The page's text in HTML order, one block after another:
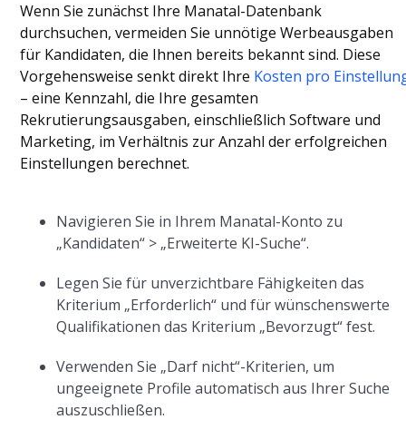
Wenn Sie zunächst Ihre Manatal-Datenbank
durchsuchen, vermeiden Sie unnötige Werbeausgaben
für Kandidaten, die Ihnen bereits bekannt sind. Diese
Vorgehensweise senkt direkt Ihre Kosten pro
– eine Kennzahl, die Ihre gesamten
Rekrutierungsausgaben, einschließlich Software und
Marketing, im Verhältnis zur Anzahl der erfolgreichen
Einstellungen berechnet.
Navigieren Sie in Ihrem Manatal-Konto zu
„Kandidaten“ > „Erweiterte KI-Suche“.
Legen Sie für unverzichtbare Fähigkeiten das
Kriterium „Erforderlich“ und für wünschenswerte
Qualifikationen das Kriterium „Bevorzugt“ fest.
Verwenden Sie „Darf nicht“-Kriterien, um
ungeeignete Profile automatisch aus Ihrer Suche
auszuschließen.